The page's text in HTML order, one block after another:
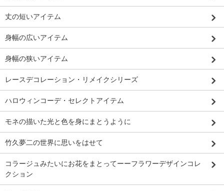
丈の短いアイテム
身幅の広いアイテム
身幅の狭いアイテム
レースデコレーション・リメイクシリーズ
ハロウィンコーデ・セレクトアイテム
モネの描いた光と色を身にまとうように
竹久夢二の世界に思いをはせて
コラージュみたいにお花をまとってーーフラワーデザインコレ
クション